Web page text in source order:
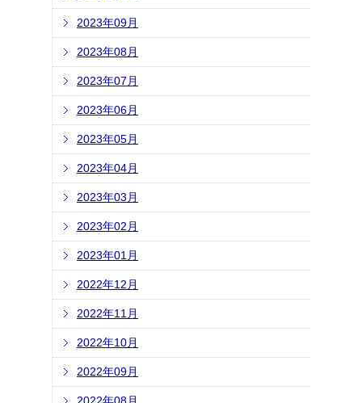
2023年09月
2023年08月
2023年07月
2023年06月
2023年05月
2023年04月
2023年03月
2023年02月
2023年01月
2022年12月
2022年11月
2022年10月
2022年09月